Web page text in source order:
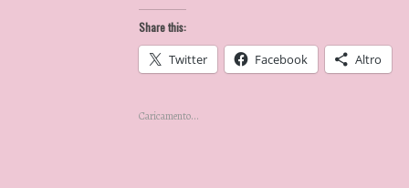
Share this:
Twitter Facebook Altro
Caricamento...